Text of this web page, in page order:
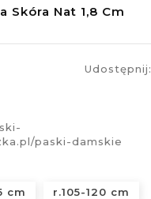
Skóra Nat 1,8 Cm
Udostępnij:
paski-damskie
cm r.105-120 cm